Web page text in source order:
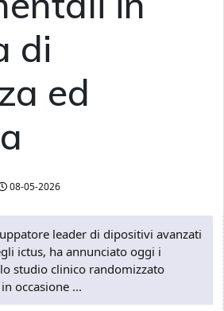
di
ed
08-05-2026
leader di dipositivi avanzati
ictus, ha annunciato oggi i
studio clinico randomizzato
occasione ...